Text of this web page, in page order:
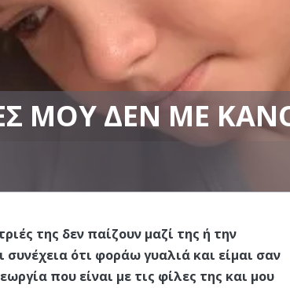
ΜΟΥ ΔΕΝ ΜΕ
της δεν παίζουν μαζί της ή την
ότι φοράω γυαλιά και είμαι σαν
που είναι με τις φίλες της και μου